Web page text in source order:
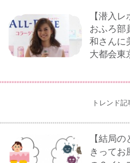
【潜入
おふろ部
和さんに
大都会東
トレンド記
【結局
きってお